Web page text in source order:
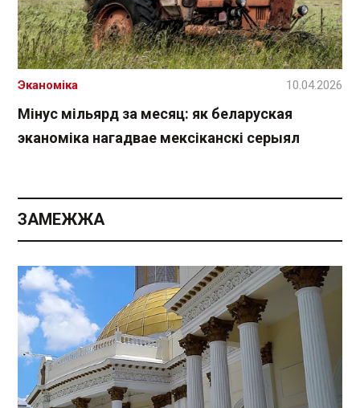
Мінус мільярд за месяц: як беларуская
эканоміка нагадвае мексіканскі серыял
Эканоміка 10.04.2026
ЗАМЕЖЖА